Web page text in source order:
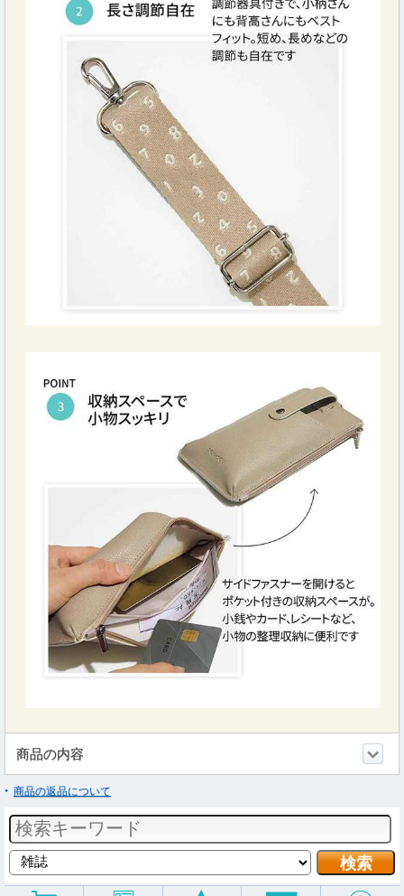
商品の内容
商品の返品について